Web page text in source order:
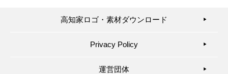
高知家ロゴ・素材ダウンロード ▶︎
Privacy Policy ▶︎
運営団体 ▶︎